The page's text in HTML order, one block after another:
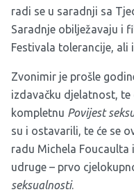
radi se u saradnji sa
Saradnje obilježavaju i
Festivala tolerancije, ali
Zvonimir je prošle
izdavačku djelatnost,
kompletnu Povijest
su i ostavarili, te će se
radu Michela
udruge – prvo
seksualnosti.